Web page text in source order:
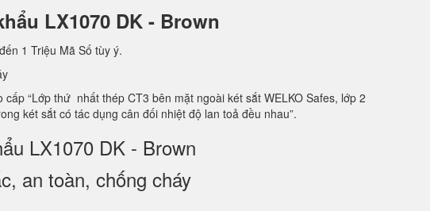
LX1070 DK - Brown
1 Triệu Mã Số tùy ý.
“Lớp thứ nhất thép CT3 bên mặt ngoài két sắt WELKO Safes, lớp 2
két sắt có tác dụng cân đối nhiệt độ lan toả đều nhau”.
LX1070 DK - Brown
an toàn, chống cháy